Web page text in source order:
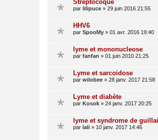
Streptocoque
par lilipuce » 29 juin 2016 21:55
HHV6
par SpooMy » 01 avr. 2016 19:40
lyme et mononucleose
par fanfan » 01 juin 2010 21:25
Lyme et sarcoidose
par wilobee » 28 janv. 2017 21:58
Lyme et diabète
par Kosok » 24 janv. 2017 20:25
lyme et syndrome de
par lali » 10 janv. 2017 14:46